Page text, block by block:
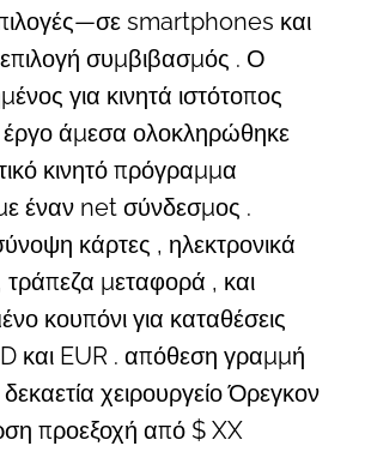
smartphones και
συμβιβασμός . Ο
για κινητά ιστότοπος
έργο άμεσα ολοκληρώθηκε
κινητό πρόγραμμα
έναν net σύνδεσμος .
κάρτες , ηλεκτρονικά
τράπεζα μεταφορά , και
κουπόνι για καταθέσεις
και EUR . απόθεση γραμμή
χειρουργείο Όρεγκον
προεξοχή από $ XX